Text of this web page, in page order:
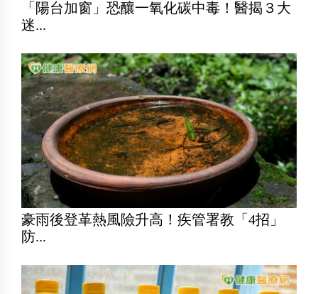
「陽台加窗」恐釀一氧化碳中毒！醫揭３大
迷...
豪雨後登革熱風險升高！疾管署教「4招」
防...